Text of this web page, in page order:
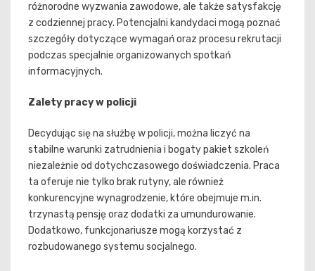
różnorodne wyzwania zawodowe, ale także satysfakcję
z codziennej pracy. Potencjalni kandydaci mogą poznać
szczegóły dotyczące wymagań oraz procesu rekrutacji
podczas specjalnie organizowanych spotkań
informacyjnych.
Zalety pracy w policji
Decydując się na służbę w policji, można liczyć na
stabilne warunki zatrudnienia i bogaty pakiet szkoleń
niezależnie od dotychczasowego doświadczenia. Praca
ta oferuje nie tylko brak rutyny, ale również
konkurencyjne wynagrodzenie, które obejmuje m.in.
trzynastą pensję oraz dodatki za umundurowanie.
Dodatkowo, funkcjonariusze mogą korzystać z
rozbudowanego systemu socjalnego.